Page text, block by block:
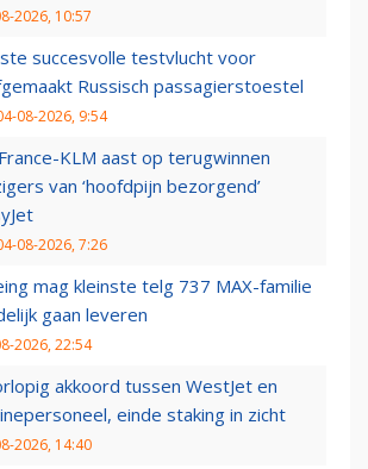
2026, 10:57
succesvolle testvlucht voor
Russisch passagierstoestel
08-2026, 9:54
KLM aast op terugwinnen
van ‘hoofdpijn bezorgend’
08-2026, 7:26
mag kleinste telg 737 MAX-familie
gaan leveren
2026, 22:54
akkoord tussen WestJet en
einde staking in zicht
2026, 14:40